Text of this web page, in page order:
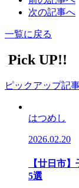
次の記事へ
一覧に戻る
Pick UP!!
ピックアップ記
はつめし
2026.02.20
【廿日市
5選